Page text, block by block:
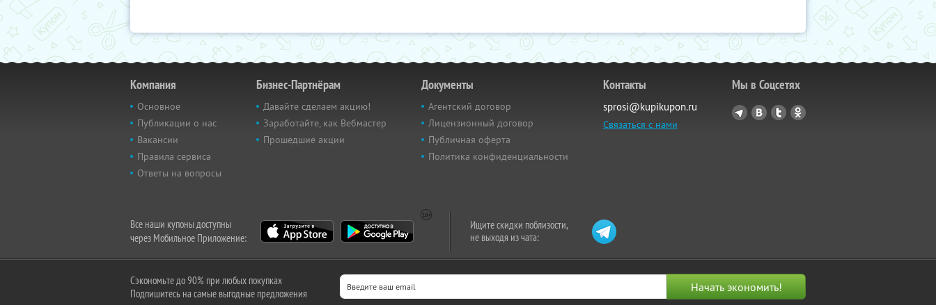
Компания
Основное
Публикации о нас
Вакансии
Правила сервиса
Ответы на вопросы
Бизнес-Партнёрам
Давайте сделаем акцию!
Заработайте, как Вебмастер
Прошедшие акции
Документы
Агентский договор
Лицензионный договор
Публичная оферта
Политика конфиденциальности
Контакты
sprosi@kupikupon.ru
Связаться с нами
Мы в Соцсетях
Все наши купоны доступны
через Мобильное Приложение:
Ищите скидки поблизости,
не выходя из чата:
Сэкономьте до 90% при любых покупках
Подпишитесь на самые выгодные предложения